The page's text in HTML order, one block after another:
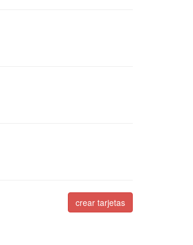
crear tarjetas